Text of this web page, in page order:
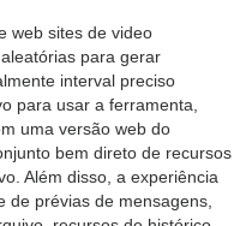
web sites de video
para gerar
interval preciso
para usar a ferramenta,
uma versão web do
bem direto de recursos
Além disso, a experiência
de prévias de mensagens,